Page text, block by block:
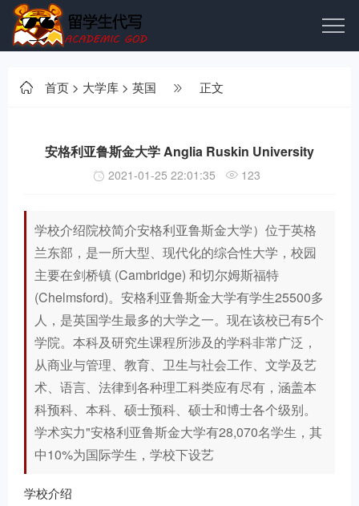
首页 > 大学库 > 英国 正文
安格利亚鲁斯金大学 Anglia Ruskin University
2021-01-25 22:01:35 123
学校介绍院校简介安格利亚鲁斯金大学）位于英格
兰东部，是一所大型、现代化的综合性大学，校园
主要在剑桥镇 (Cambridge) 和切尔姆斯福特
(Chelmsford)。安格利亚鲁斯金大学有学生25500多
人，是英国学生最多的大学之一。现在该校已有5个
学院。本科及研究生课程所涉及的学科非常广泛，
从商业与管理、教育、卫生与社会工作、文学及艺
术、语言、法律到各种理工科类应有尽有，涵盖本
科预科、本科、硕士预科、硕士和博士各个级别。
学术实力"安格利亚鲁斯金大学有28,070名学生，其
中10%为国际学生，学校下设艺
学校介绍